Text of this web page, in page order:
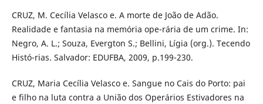
CRUZ, M. Cecília Velasco e. A morte de João de Adão.
Realidade e fantasia na memória ope-rária de um crime. In:
Negro, A. L.; Souza, Evergton S.; Bellini, Lígia (org.). Tecendo
Histó-rias. Salvador: EDUFBA, 2009, p.199-230.
CRUZ, Maria Cecília Velasco e. Sangue no Cais do Porto: pai
e filho na luta contra a União dos Operários Estivadores na